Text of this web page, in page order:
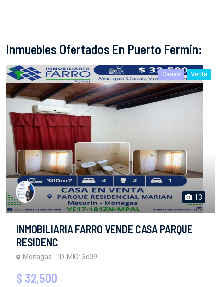
Inmuebles Ofertados En Puerto Fermin:
Casas Venta
13
INMOBILIARIA FARRO VENDE CASA PARQUE
RESIDENC
Monagas ID-MIO: 3c09
$ 32,500